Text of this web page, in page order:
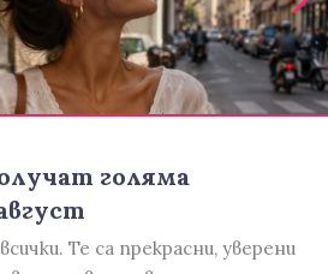
голяма
Те са прекрасни, уверени